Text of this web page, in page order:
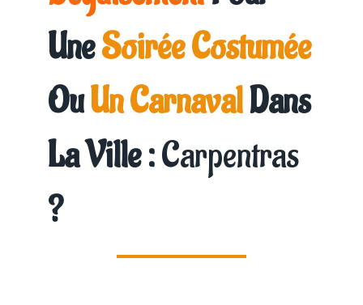
UneSoirée Costumée
OuUn CarnavalDans
La Ville :Carpentras
?